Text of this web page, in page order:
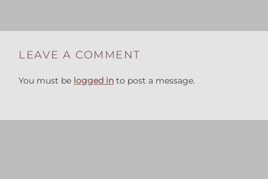
LEAVE A COMMENT
You must be logged in to post a message.